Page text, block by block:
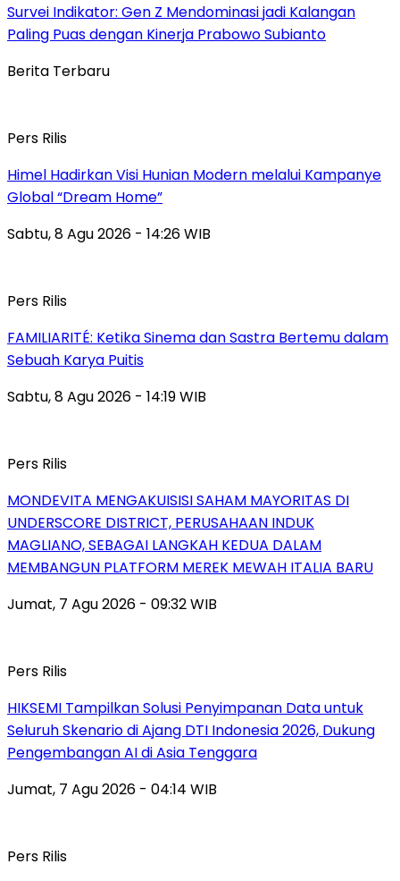
Survei Indikator: Gen Z Mendominasi jadi Kalangan
Paling Puas dengan Kinerja Prabowo Subianto
Berita Terbaru
Pers Rilis
Himel Hadirkan Visi Hunian Modern melalui Kampanye
Global “Dream Home”
Sabtu, 8 Agu 2026 - 14:26 WIB
Pers Rilis
FAMILIARITÉ: Ketika Sinema dan Sastra Bertemu dalam
Sebuah Karya Puitis
Sabtu, 8 Agu 2026 - 14:19 WIB
Pers Rilis
MONDEVITA MENGAKUISISI SAHAM MAYORITAS DI
UNDERSCORE DISTRICT, PERUSAHAAN INDUK
MAGLIANO, SEBAGAI LANGKAH KEDUA DALAM
MEMBANGUN PLATFORM MEREK MEWAH ITALIA BARU
Jumat, 7 Agu 2026 - 09:32 WIB
Pers Rilis
HIKSEMI Tampilkan Solusi Penyimpanan Data untuk
Seluruh Skenario di Ajang DTI Indonesia 2026, Dukung
Pengembangan AI di Asia Tenggara
Jumat, 7 Agu 2026 - 04:14 WIB
Pers Rilis